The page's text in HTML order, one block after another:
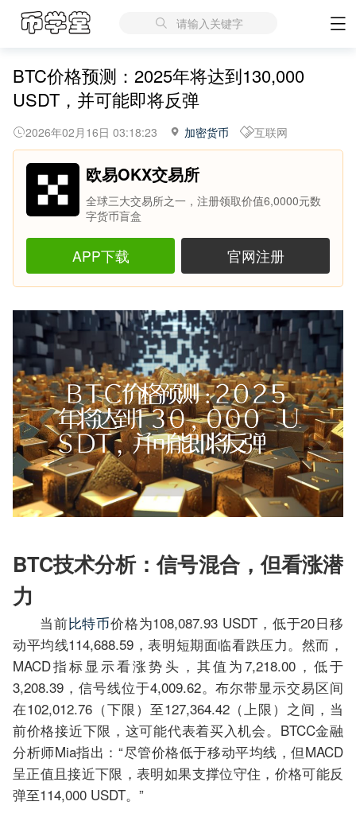
请输入关键字
BTC价格预测：2025年将达到130,000
USDT，并可能即将反弹
2026年02月16日 03:18:23 加密货币 互联网
欧易OKX交易所
全球三大交易所之一，注册领取价值6,0000元数
字货币盲盒
APP下载 官网注册
BTC技术分析：信号混合，但看涨潜
力
当前比特币价格为108,087.93 USDT，低于20日移
动平均线114,688.59，表明短期面临看跌压力。然而，
MACD指标显示看涨势头，其值为7,218.00，低于
3,208.39，信号线位于4,009.62。布尔带显示交易区间
在102,012.76（下限）至127,364.42（上限）之间，当
前价格接近下限，这可能代表着买入机会。BTCC金融
分析师Mia指出：“尽管价格低于移动平均线，但MACD
呈正值且接近下限，表明如果支撑位守住，价格可能反
弹至114,000 USDT。”